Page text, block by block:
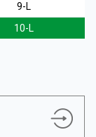
9-L
10-L